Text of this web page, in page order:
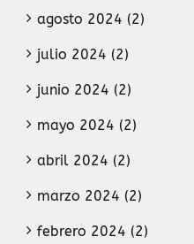
agosto 2024 (2)
julio 2024 (2)
junio 2024 (2)
mayo 2024 (2)
abril 2024 (2)
marzo 2024 (2)
febrero 2024 (2)